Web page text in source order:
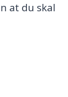
at du skal